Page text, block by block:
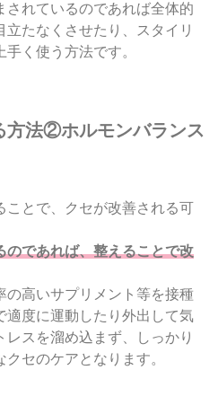
されているのであれば全体的
たなくさせたり、スタイリ
く使う方法です。
方法②ホルモンバランス
ことで、クセが改善される可
のであれば、整えることで改
の高いサプリメント等を接種
適度に運動したり外出して気
スを溜め込まず、しっかり
セのケアとなります。